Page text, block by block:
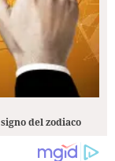
del zodiaco